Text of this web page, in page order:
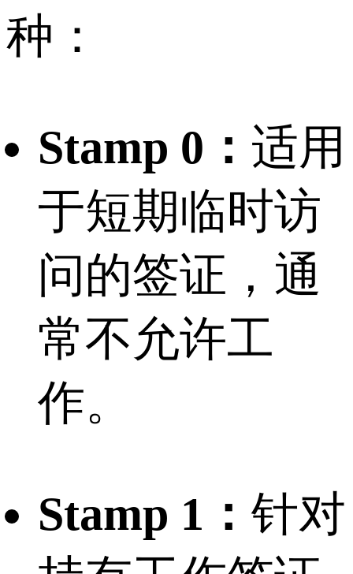
种：
Stamp 0： 适用
于短期临时访
问的签证，通
常不允许工
作。
Stamp 1： 针对